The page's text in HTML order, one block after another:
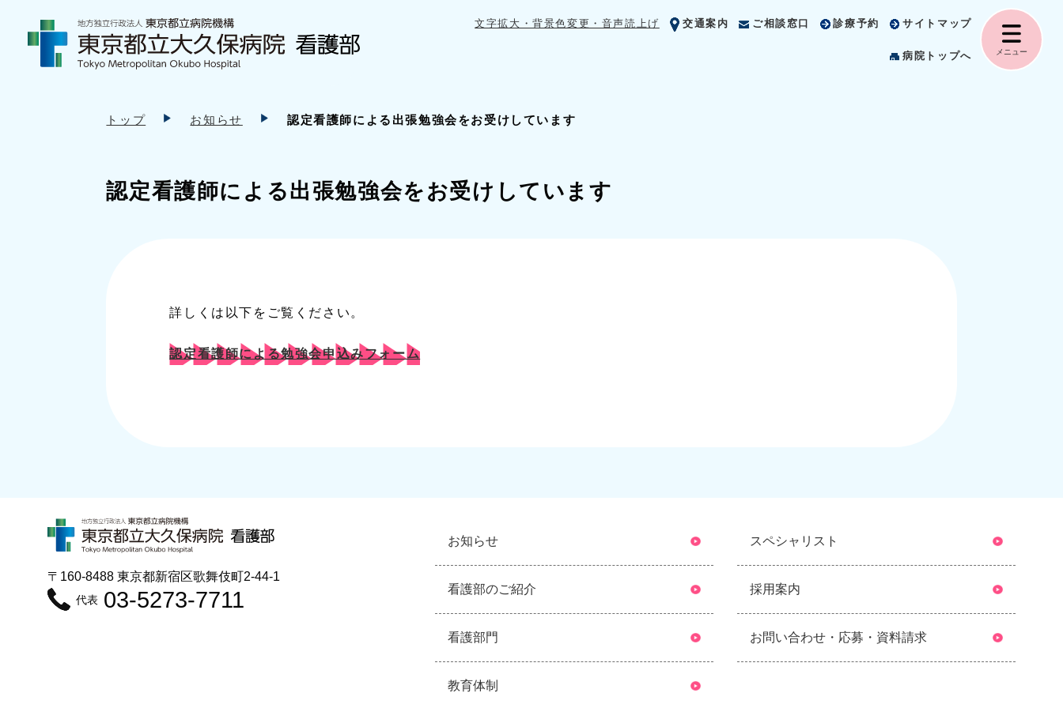
メニュー
文字拡大・背景色変更・音声読上げ 交通案内 ご相談窓口 診療予約 サイトマップ
病院トップへ
トップ お知らせ 認定看護師による出張勉強会をお受けしています
認定看護師による出張勉強会をお受けしています
詳しくは以下をご覧ください。
認定看護師による勉強会申込みフォーム
〒160-8488 東京都新宿区歌舞伎町2-44-1
代表 03-5273-7711
お知らせ
看護部のご紹介
看護部門
教育体制
スペシャリスト
採用案内
お問い合わせ・応募・資料請求